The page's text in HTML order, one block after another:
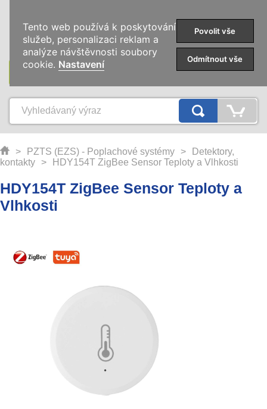
KATEGORIE
> PZTS (EZS) - Poplachové systémy >
Detektory,
kontakty
> HDY154T ZigBee Sensor Teploty a Vlhkosti
HDY154T ZigBee Sensor Teploty a
Vlhkosti
Tento web používá k poskytování
služeb, personalizaci reklam a
analýze návštěvnosti soubory
cookie. Nastavení
Povolit vše
Odmítnout vše